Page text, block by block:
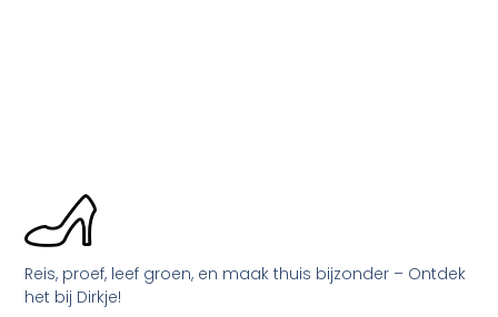
Reis, proef, leef groen, en maak thuis bijzonder – Ontdek
het bij Dirkje!